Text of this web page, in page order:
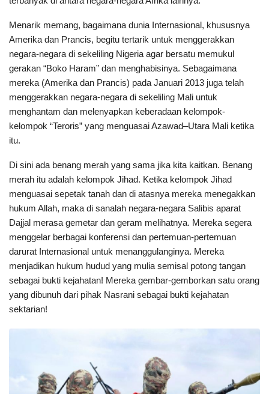
Menarik memang, bagaimana dunia Internasional, khususnya
Amerika dan Prancis, begitu tertarik untuk menggerakkan
negara-negara di sekeliling Nigeria agar bersatu memukul
gerakan “Boko Haram” dan menghabisinya. Sebagaimana
mereka (Amerika dan Prancis) pada Januari 2013 juga telah
menggerakkan negara-negara di sekeliling Mali untuk
menghantam dan melenyapkan keberadaan kelompok-
kelompok “Teroris” yang menguasai Azawad–Utara Mali ketika
itu.
Di sini ada benang merah yang sama jika kita kaitkan. Benang
merah itu adalah kelompok Jihad. Ketika kelompok Jihad
menguasai sepetak tanah dan di atasnya mereka menegakkan
hukum Allah, maka di sanalah negara-negara Salibis aparat
Dajjal merasa gemetar dan geram melihatnya. Mereka segera
menggelar berbagai konferensi dan pertemuan-pertemuan
darurat Internasional untuk menanggulanginya. Mereka
menjadikan hukum hudud yang mulia semisal potong tangan
sebagai bukti kejahatan! Mereka gembar-gemborkan satu orang
yang dibunuh dari pihak Nasrani sebagai bukti kejahatan
sektarian!